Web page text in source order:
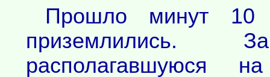
Прошло минут 10
приземлились.
располагавшуюся